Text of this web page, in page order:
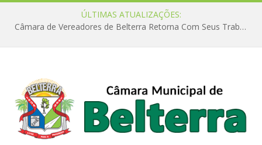
ÚLTIMAS ATUALIZAÇÕES:
Câmara de Vereadores de Belterra Retorna Com Seus Trabalhos Legislativos